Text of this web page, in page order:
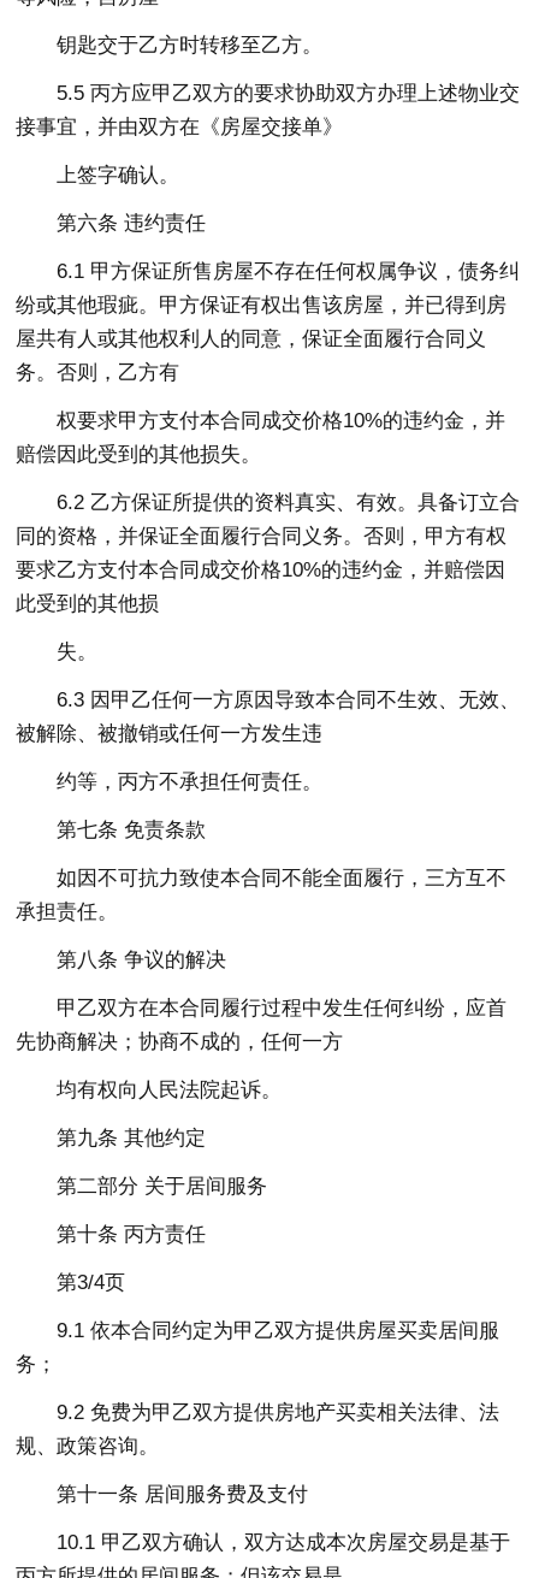
钥匙交于乙方时转移至乙方。
5.5 丙方应甲乙双方的要求协助双方办理上述物业交
接事宜，并由双方在《房屋交接单》
上签字确认。
第六条 违约责任
6.1 甲方保证所售房屋不存在任何权属争议，债务纠
纷或其他瑕疵。甲方保证有权出售该房屋，并已得到房
屋共有人或其他权利人的同意，保证全面履行合同义
务。否则，乙方有
权要求甲方支付本合同成交价格10%的违约金，并
赔偿因此受到的其他损失。
6.2 乙方保证所提供的资料真实、有效。具备订立合
同的资格，并保证全面履行合同义务。否则，甲方有权
要求乙方支付本合同成交价格10%的违约金，并赔偿因
此受到的其他损
失。
6.3 因甲乙任何一方原因导致本合同不生效、无效、
被解除、被撤销或任何一方发生违
约等，丙方不承担任何责任。
第七条 免责条款
如因不可抗力致使本合同不能全面履行，三方互不
承担责任。
第八条 争议的解决
甲乙双方在本合同履行过程中发生任何纠纷，应首
先协商解决；协商不成的，任何一方
均有权向人民法院起诉。
第九条 其他约定
第二部分 关于居间服务
第十条 丙方责任
第3/4页
9.1 依本合同约定为甲乙双方提供房屋买卖居间服
务；
9.2 免费为甲乙双方提供房地产买卖相关法律、法
规、政策咨询。
第十一条 居间服务费及支付
10.1 甲乙双方确认，双方达成本次房屋交易是基于